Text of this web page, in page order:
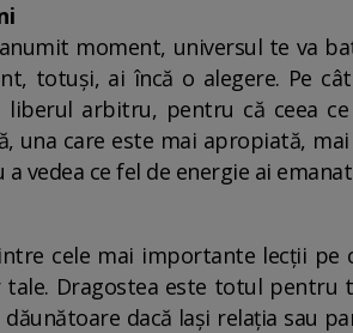
moment, universul te va
totuși, ai încă o alegere. Pe
liberul arbitru, pentru că ceea
una care este mai apropiată,
a vedea ce fel de energie ai
cele mai importante lecții pe
tale. Dragostea este totul pentru
dăunătoare dacă lași relația sau